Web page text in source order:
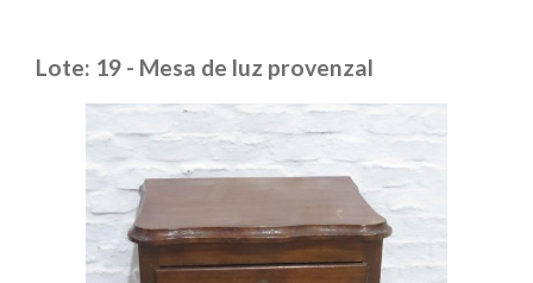
Lote: 19 - Mesa de luz provenzal